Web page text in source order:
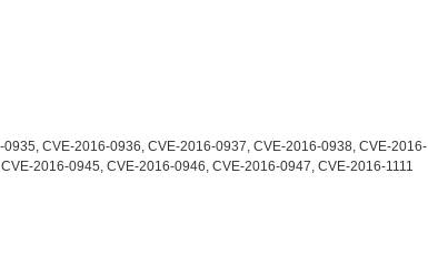
CVE-2016-0936, CVE-2016-0937, CVE-2016-0938, CVE-2016-
2016-0945, CVE-2016-0946, CVE-2016-0947, CVE-2016-1111